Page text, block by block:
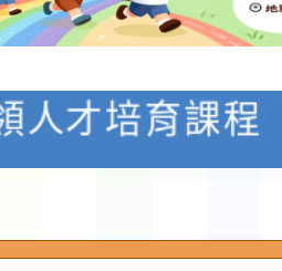
安中心白海豚
人才培育課程
市115學年度
土語及新住民
農教育專業人